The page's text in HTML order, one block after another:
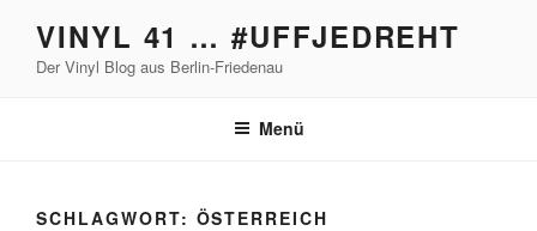
Inhalt
springen
VINYL 41 … #UFFJEDREHT
Der Vinyl Blog aus Berlin-Friedenau
Menü
SCHLAGWORT: ÖSTERREICH